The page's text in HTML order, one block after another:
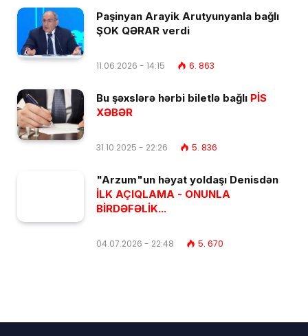
Paşinyan Arayik Arutyunyanla bağlı
ŞOK QƏRAR verdi
11.06.2026 - 14:15 6. 863
Bu şəxslərə hərbi biletlə bağlı PİS
XƏBƏR
31.10.2025 - 22:26 5. 836
"Arzum"un həyat yoldaşı Denisdən
İLK AÇIQLAMA - ONUNLA
BİRDƏFƏLİK...
04.07.2026 - 22:48 5. 670